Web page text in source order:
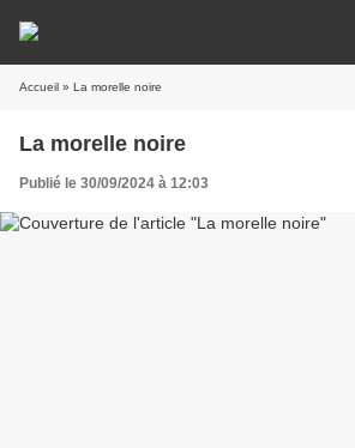
Accueil » La morelle noire
La morelle noire
Publié le 30/09/2024 à 12:03